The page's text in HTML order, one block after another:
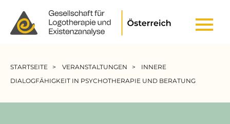
STARTSEITE VERANSTALTUNGEN
INNERE
DIALOGFÄHIGKEIT IN PSYCHOTHERAPIE UND BERATUNG